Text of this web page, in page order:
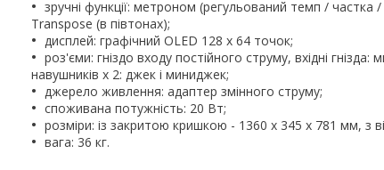
зручні функції: метроном (регульований темп /
Transpose (в півтонах);
дисплей: графічний OLED 128 x 64 точок;
роз'єми: гніздо входу постійного струму, вхідні
навушників x 2: джек і миниджек;
джерело живлення: адаптер змінного струму;
споживана потужність: 20 Вт;
розміри: із закритою кришкою - 1360 x 345 x 781 мм, з
вага: 36 кг.